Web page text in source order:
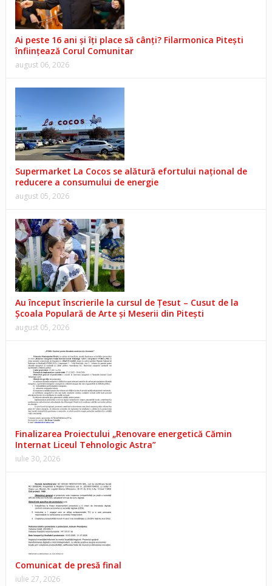
Ai peste 16 ani și îți place să cânți? Filarmonica Pitești
înființează Corul Comunitar
august 06, 2026
Supermarket La Cocos se alătură efortului național de
reducere a consumului de energie
august 05, 2026
Au început înscrierile la cursul de Țesut – Cusut de la
Școala Populară de Arte și Meserii din Pitești
august 05, 2026
Finalizarea Proiectului „Renovare energetică Cămin
Internat Liceul Tehnologic Astra”
iulie 30, 2026
Comunicat de presă final
iulie 27, 2026